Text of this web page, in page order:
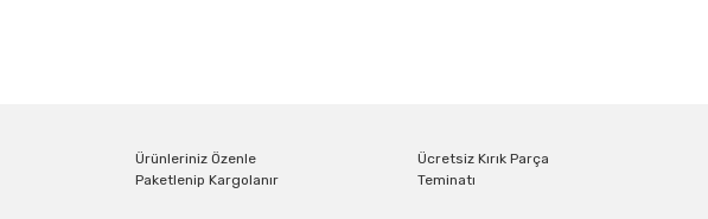
Ürünleriniz Özenle
Paketlenip Kargolanır
Ücretsiz Kırık Parça
Teminatı